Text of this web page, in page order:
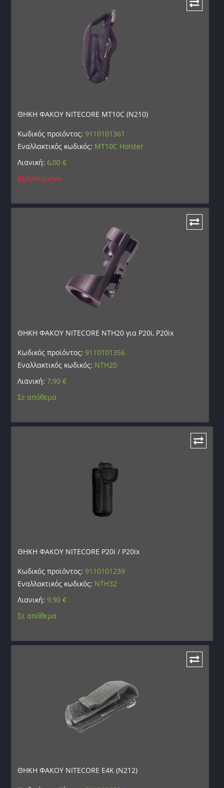
ΘΗΚΗ ΦΑΚΟΥ NITECORE MT10C (N210)
Κωδικός προϊόντος:9110101361
Εναλλακτικός κωδικός: MT10C Holster
Λιανική: 6,00€
Εξαντλημένο
ΘΗΚΗ ΦΑΚΟΥ NITECORE NTH20 για P20i, P20ix
Κωδικός προϊόντος:9110101356
Εναλλακτικός κωδικός: NTH20
Λιανική:7,90€
Σε απόθεμα
ΘΗΚΗ ΦΑΚΟΥ NITECORE P20i / P20ix
Κωδικός προϊόντος:9110101239
Εναλλακτικός κωδικός: NTH32
Λιανική:9,90€
Σε απόθεμα
ΘΗΚΗ ΦΑΚΟΥ NITECORE E4K (N212)